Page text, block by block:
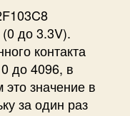
(0 до 3.3V).
контакта
до 4096, в
значение в
за один раз